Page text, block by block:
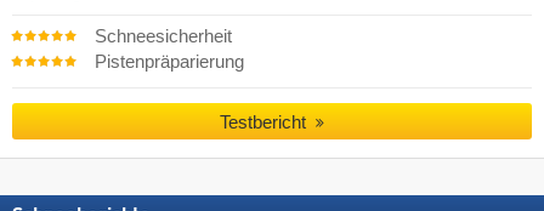
Schneesicherheit
Pistenpräparierung
Testbericht